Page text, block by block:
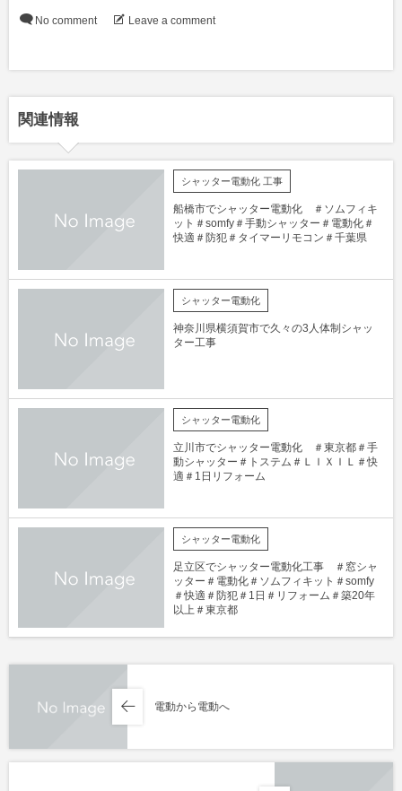
No comment Leave a comment
関連情報
シャッター電動化 工事
船橋市でシャッター電動化 ＃ソムフィキ
ット＃somfy＃手動シャッター＃電動化＃
快適＃防犯＃タイマーリモコン＃千葉県
シャッター電動化
神奈川県横須賀市で久々の3人体制シャッ
ター工事
シャッター電動化
立川市でシャッター電動化 ＃東京都＃手
動シャッター＃トステム＃ＬＩＸＩＬ＃快
適＃1日リフォーム
シャッター電動化
足立区でシャッター電動化工事 ＃窓シャ
ッター＃電動化＃ソムフィキット＃somfy
＃快適＃防犯＃1日＃リフォーム＃築20年
以上＃東京都
電動から電動へ